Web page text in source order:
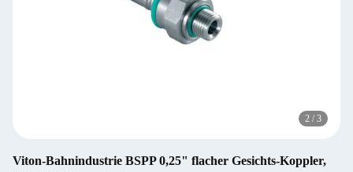
2 / 3
Viton-Bahnindustrie BSPP 0,25" flacher Gesichts-Koppler,